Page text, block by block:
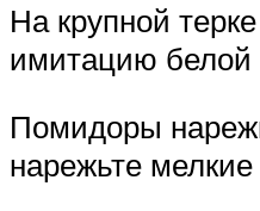
На крупной
имитацию
Помидоры
нарежьте мелкие